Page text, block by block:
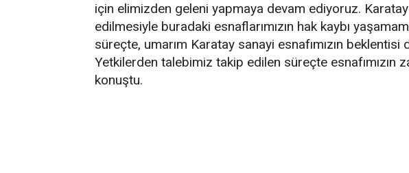
için elimizden geleni yapmaya devam ediyoruz.
edilmesiyle buradaki esnaflarımızın hak kaybı
süreçte, umarım Karatay sanayi esnafımızın beklentisi
Yetkilerden talebimiz takip edilen süreçte esnafımızın
konuştu.